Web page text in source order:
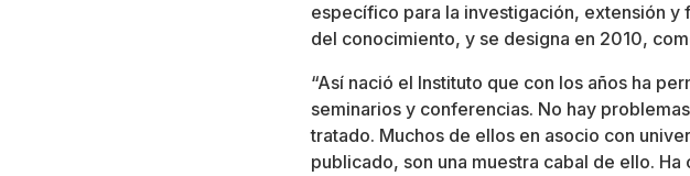
específico para la investigación, extensión y
del conocimiento, y se designa en 2010,
“Así nació el Instituto que con los años ha
seminarios y conferencias. No hay
tratado. Muchos de ellos en asocio con
publicado, son una muestra cabal de ello.